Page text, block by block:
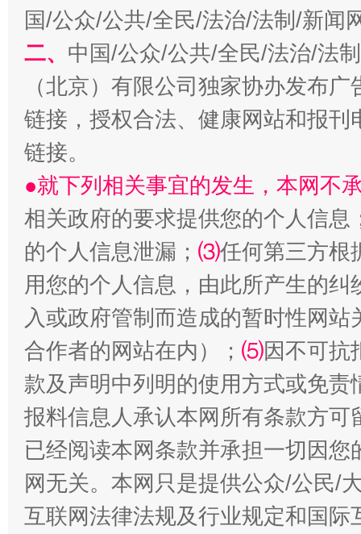
“刷贴”乱象丛生
揭批美国五大"原罪" "
解纷+调解+退费，一次搞定
国/公众/公共/全民/法治/法制/新闻
二、 中国/公众/公共/全民/法治/法
（北京）有限公司独家协办发布
链接，授权合法、健康网站和报
链接。
●就下列相关事宜的发生，本网不
相关政府的要求提供您的个人信息
的个人信息泄漏； ⑶任何第三方根
用您的个人信息，由此所产生的纠
入或政府管制而造成的暂时性网
合作者的网站在内）； ⑸因不可抗
款及声明中列明的使用方式或免责
报料信息人承认本网所有条款方
已经阅读本网条款并承担一切因
网无关。本网只是提供公众/公民/
互联网法律法规及行业规定和国